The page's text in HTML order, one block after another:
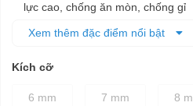
lực cao, chống ăn mòn, chống gỉ
cung cấp mô-men xoắn lớn hơn
độ bền và độ cứng chắc
Xem thêm đặc điểm nổi bật
Kích cỡ
6 mm 7 mm 8